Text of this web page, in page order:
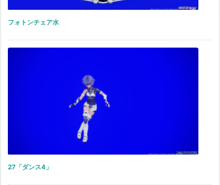
フォトンチェア水
27「ダンス4」